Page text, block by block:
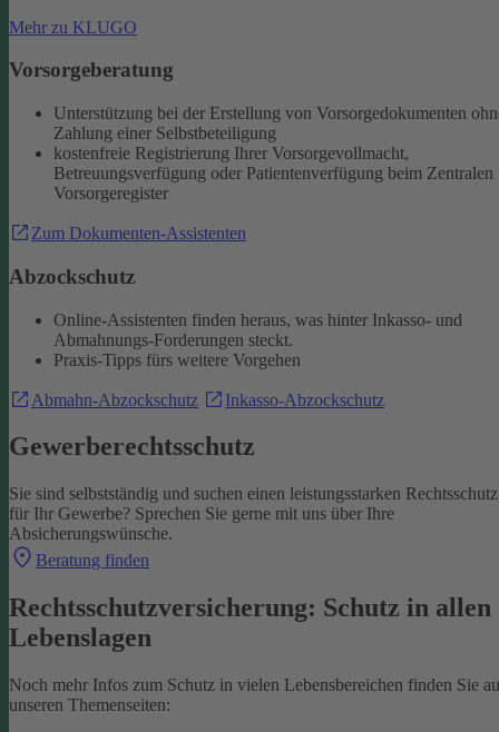
Mehr zu KLUGO
Vorsorgeberatung
Unterstützung bei der Erstellung von Vorsorgedokumenten
Zahlung einer Selbstbeteiligung
kostenfreie Registrierung Ihrer Vorsorgevollmacht,
Betreuungsverfügung oder Patientenverfügung beim Zentralen
Vorsorgeregister
Zum Dokumenten-Assistenten
Abzockschutz
Online-Assistenten finden heraus, was hinter Inkasso- und
Abmahnungs-Forderungen steckt.
Praxis-Tipps fürs weitere Vorgehen
Abmahn-Abzockschutz Inkasso-Abzockschutz
Gewerberechtsschutz
Sie sind selbstständig und suchen einen leistungsstarken Rechtsschutz
für Ihr Gewerbe? Sprechen Sie gerne mit uns über Ihre
Absicherungswünsche.
Beratung finden
Rechtsschutzversicherung: Schutz in allen
Lebenslagen
Noch mehr Infos zum Schutz in vielen Lebensbereichen finden Sie
unseren Themenseiten: